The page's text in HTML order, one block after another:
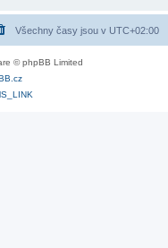
Všechny časy jsou v UTC+02:00
© phpBB Limited